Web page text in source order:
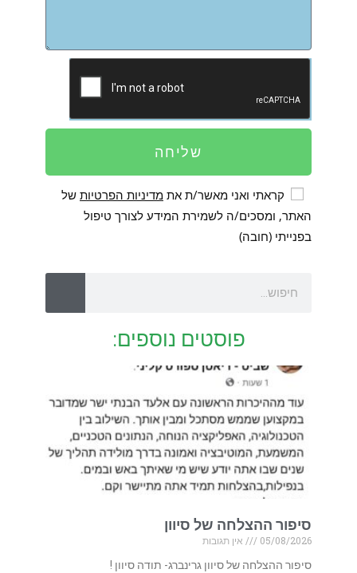
שליחה
קראתי ואני מאשר/ת את מדיניות הפרטיות של
האתר, ומסכים/ה לשמירת המידע לצורך טיפול
בפנייתי (חובה)
פוסטים נוספים:
סיפור ההצלחה של סיוון
05/08/2026
אין תגובות
סיפור ההצלחה של סיוון גרינברג- תודה סיוון !